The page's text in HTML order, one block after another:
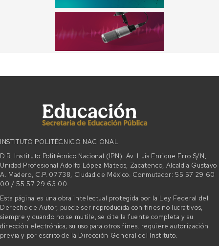
INSTITUTO POLITÉCNICO NACIONAL
D.R. Instituto Politécnico Nacional (IPN). Av. Luis Enrique Erro S/N,
Unidad Profesional Adolfo López Mateos, Zacatenco, Alcaldía Gustavo
A. Madero, C.P. 07738, Ciudad de México. Conmutador: 55 57 29 60
00 / 55 57 29 63 00.
Esta página es una obra intelectual protegida por la Ley Federal del
Derecho de Autor, puede ser reproducida con fines no lucrativos,
siempre y cuando no se mutile, se cite la fuente completa y su
dirección electrónica; su uso para otros fines, requiere autorización
previa y por escrito de la Dirección General del Instituto.